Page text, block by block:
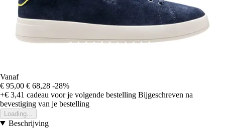
Vanaf
€ 95,00 € 68,28 -28%
+€ 3,41 cadeau voor je volgende bestelling Bijgeschreven na
bevestiging van je bestelling
Loading...
Beschrijving